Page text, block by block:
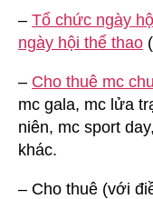
– Tổ chức ngày
ngày hội thể thao (
– Cho thuê mc
mc gala, mc lửa
niên, mc sport
khác.
– Cho thuê (với